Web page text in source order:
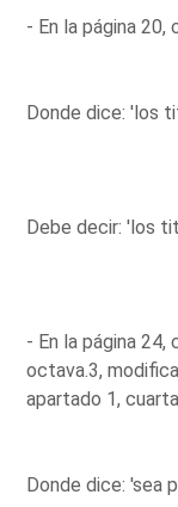
- En la página 20,
Donde dice: 'los
Debe decir: 'los
- En la página 24,
octava.3,
apartado 1,
Donde dice: 'sea